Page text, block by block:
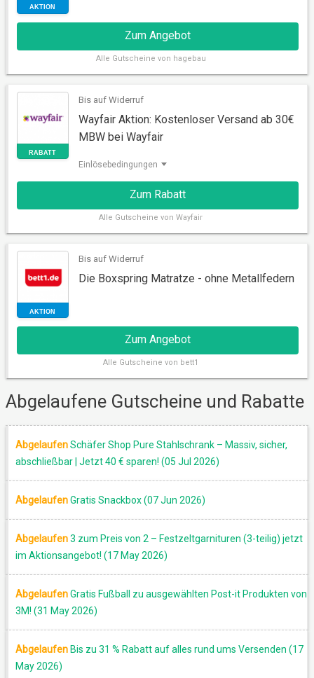
Zum Angebot
Alle Gutscheine von hagebau
RABATT
Bis auf Widerruf
Wayfair Aktion: Kostenloser Versand ab 30€
MBW bei Wayfair
Einlösebedingungen
Zum Rabatt
Alle Gutscheine von Wayfair
AKTION
Bis auf Widerruf
Die Boxspring Matratze - ohne Metallfedern
Zum Angebot
Alle Gutscheine von bett1
Abgelaufene Gutscheine und Rabatte
AbgelaufenSchäfer Shop Pure Stahlschrank – Massiv, sicher,
abschließbar | Jetzt 40 € sparen! (05 Jul 2026)
AbgelaufenGratis Snackbox (07 Jun 2026)
Abgelaufen3 zum Preis von 2 – Festzeltgarnituren (3-teilig) jetzt
im Aktionsangebot! (17 May 2026)
AbgelaufenGratis Fußball zu ausgewählten Post-it Produkten von
3M! (31 May 2026)
Abgelaufen Bis zu 31 % Rabatt auf alles rund ums Versenden (17
May 2026)